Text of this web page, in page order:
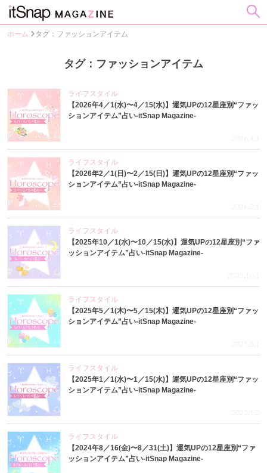
ホーム タグ：ファッションアイテム
タグ：ファッションアイテム
ライフスタイル
【2026年4／1(水)〜4／15(水)】運気UPの12星座別“ファッ
ションアイテム”占い-itSnap Magazine-
2026.4.1
ライフスタイル
【2026年2／1(日)〜2／15(日)】運気UPの12星座別“ファッ
ションアイテム”占い-itSnap Magazine-
2026.2.1
ライフスタイル
【2025年10／1(水)〜10／15(水)】運気UPの12星座別“ファ
ッションアイテム”占い-itSnap Magazine-
2025.10.1
ライフスタイル
【2025年5／1(木)〜5／15(木)】運気UPの12星座別“ファッ
ションアイテム”占い-itSnap Magazine-
2025.5.1
ライフスタイル
【2025年1／1(水)〜1／15(水)】運気UPの12星座別“ファッ
ションアイテム”占い-itSnap Magazine-
2025.1.2
ライフスタイル
【2024年8／16(金)〜8／31(土)】運気UPの12星座別“ファ
ッションアイテム”占い-itSnap Magazine-